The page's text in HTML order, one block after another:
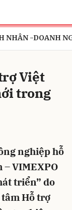
NHÂN -DOANH
Việt
trong
nghiệp hỗ
– VIMEXPO
triển” do
Hỗ trợ
Gửi